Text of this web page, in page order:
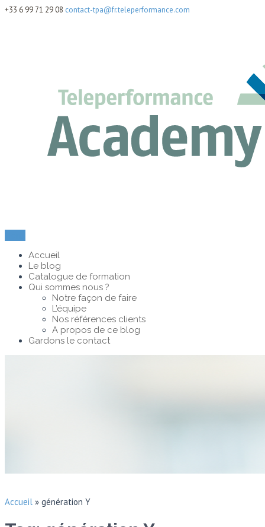
+33 6 99 71 29 08 contact-tpa@fr.teleperformance.com
Accueil
Le blog
Catalogue de formation
Qui sommes nous ?
Notre façon de faire
L’équipe
Nos références clients
A propos de ce blog
Gardons le contact
Accueil » génération Y